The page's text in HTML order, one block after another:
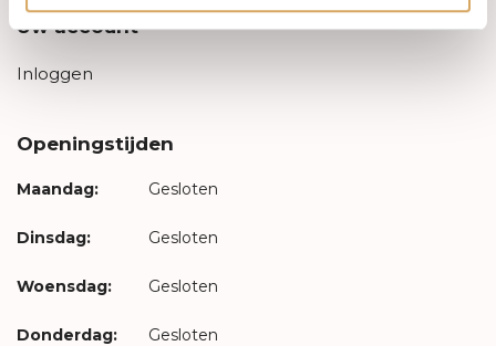
Uw account
Inloggen
Openingstijden
Maandag: Gesloten
Dinsdag: Gesloten
Woensdag: Gesloten
Donderdag: Gesloten